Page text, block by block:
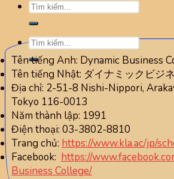
Tên tiếng Anh: Dynamic Business
Tên tiếng Nhật: ダイナミックビジ
Địa chỉ: 2-51-8 Nishi-Nippori,
Tokyo 116-0013
Năm thành lập: 1991
Điện thoại: 03-3802-8810
Trang chủ: https://www.kla.ac/jp/
Facebook: https://
Business College/